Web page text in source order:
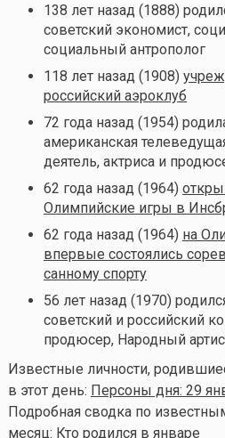
138 лет назад (1888)
советский экономист,
социальный антрополог
118 лет назад (1908)
российский аэроклуб
72 года назад (1954)
американская
деятель, актриса и
62 года назад (1964)
Олимпийские игры в
62 года назад (1964) на
впервые состоялись
санному спорту
56 лет назад (1970)
советский и российский
продюсер, Народный
Известные личности,
в этот день: Персоны дня: 29
Подробная сводка по
месяц: Кто родился в январе